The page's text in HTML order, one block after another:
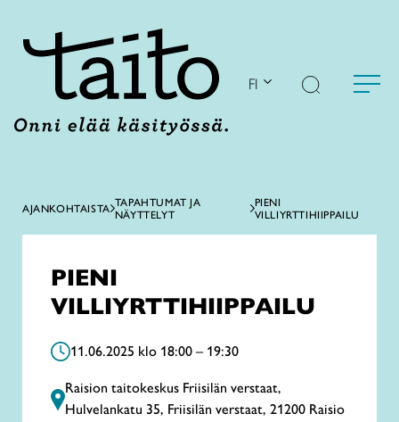
FI
AJANKOHTAISTA TAPAHTUMAT JA
NÄYTTELYT
PIENI
VILLIYRTTIHIIPPAILU
PIENI
VILLIYRTTIHIIPPAILU
11.06.2025 klo 18:00 – 19:30
Raision taitokeskus Friisilän verstaat,
Hulvelankatu 35, Friisilän verstaat, 21200 Raisio